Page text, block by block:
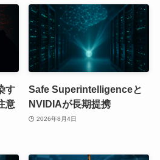
す
意
Safe Superintelligenceと
NVIDIAが長期提携
2026年8月4日